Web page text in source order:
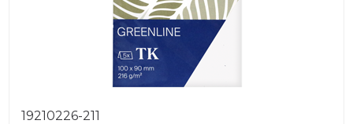
19210226-211